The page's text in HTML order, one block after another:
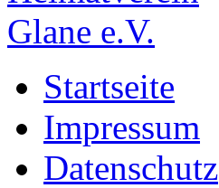
Startseite
Impressum
Datenschutz